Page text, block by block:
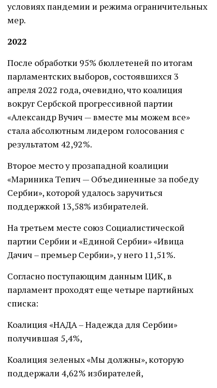
условиях пандемии и режима ограничительных
мер.
2022
После обработки 95% бюллетеней по итогам
парламентских выборов, состоявшихся 3
апреля 2022 года, очевидно, что коалиция
вокруг Сербской прогрессивной партии
«Александр Вучич — вместе мы можем все»
стала абсолютным лидером голосования с
результатом 42,92%.
Второе место у прозападной коалиции
«Мариника Тепич — Объединенные за победу
Сербии», которой удалось заручиться
поддержкой 13,58% избирателей.
На третьем месте союз Социалистической
партии Сербии и «Единой Сербии» «Ивица
Дачич – премьер Сербии», у него 11,51%.
Согласно поступающим данным ЦИК, в
парламент проходят еще четыре партийных
списка:
Коалиция «НАДА – Надежда для Сербии»
получившая 5,4%,
Коалиция зеленых «Мы должны», которую
поддержали 4,62% избирателей,